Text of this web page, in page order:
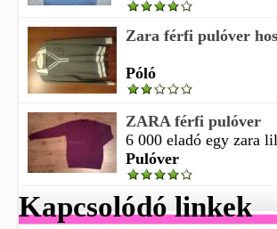
Zara férfi pulóver
Póló
ZARA férfi pulóver
6 000 eladó egy zara
Pulóver
Kapcsolódó linkek